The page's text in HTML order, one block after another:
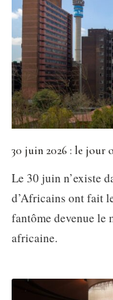
30 juin 2026 : le jour
Le 30 juin n’existe
d’Africains ont fait
fantôme devenue le
africaine.